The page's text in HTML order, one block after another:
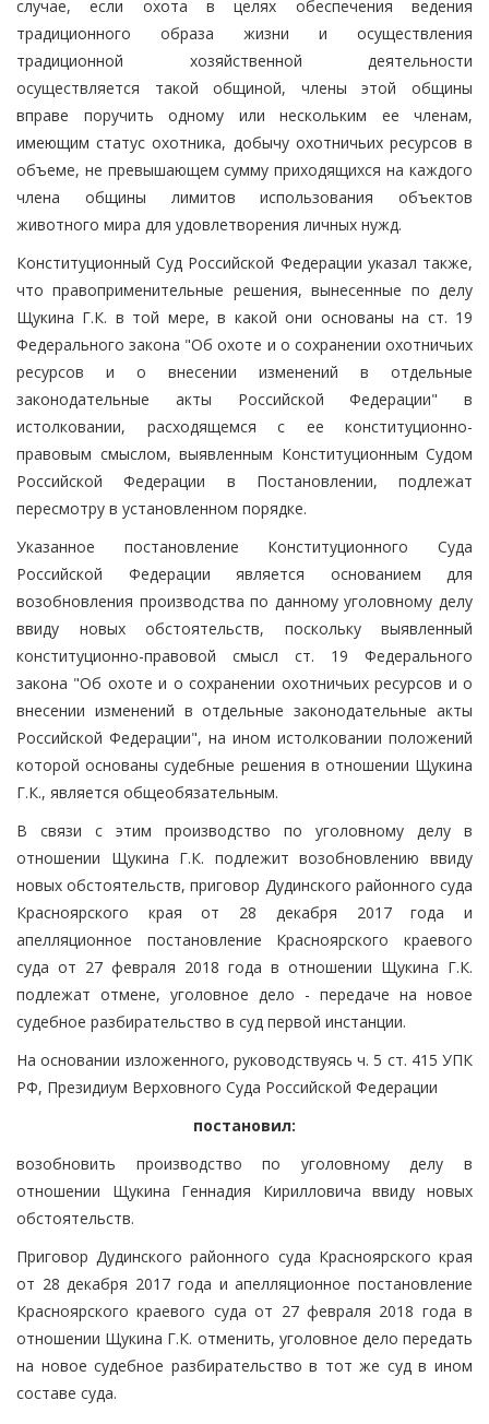
случае, если охота в целях обеспечения ведения
традиционного образа жизни и осуществления
традиционной хозяйственной деятельности
осуществляется такой общиной, члены этой общины
вправе поручить одному или нескольким ее членам,
имеющим статус охотника, добычу охотничьих ресурсов в
объеме, не превышающем сумму приходящихся на каждого
члена общины лимитов использования объектов
животного мира для удовлетворения личных нужд.
Конституционный Суд Российской Федерации указал также,
что правоприменительные решения, вынесенные по делу
Щукина Г.К. в той мере, в какой они основаны на ст. 19
Федерального закона "Об охоте и о сохранении охотничьих
ресурсов и о внесении изменений в отдельные
законодательные акты Российской Федерации" в
истолковании, расходящемся с ее конституционно-
правовым смыслом, выявленным Конституционным Судом
Российской Федерации в Постановлении, подлежат
пересмотру в установленном порядке.
Указанное постановление Конституционного Суда
Российской Федерации является основанием для
возобновления производства по данному уголовному делу
ввиду новых обстоятельств, поскольку выявленный
конституционно-правовой смысл ст. 19 Федерального
закона "Об охоте и о сохранении охотничьих ресурсов и о
внесении изменений в отдельные законодательные акты
Российской Федерации", на ином истолковании положений
которой основаны судебные решения в отношении Щукина
Г.К., является общеобязательным.
В связи с этим производство по уголовному делу в
отношении Щукина Г.К. подлежит возобновлению ввиду
новых обстоятельств, приговор Дудинского районного суда
Красноярского края от 28 декабря 2017 года и
апелляционное постановление Красноярского краевого
суда от 27 февраля 2018 года в отношении Щукина Г.К.
подлежат отмене, уголовное дело - передаче на новое
судебное разбирательство в суд первой инстанции.
На основании изложенного, руководствуясь ч. 5 ст. 415 УПК
РФ, Президиум Верховного Суда Российской Федерации
постановил:
возобновить производство по уголовному делу в
отношении Щукина Геннадия Кирилловича ввиду новых
обстоятельств.
Приговор Дудинского районного суда Красноярского края
от 28 декабря 2017 года и апелляционное постановление
Красноярского краевого суда от 27 февраля 2018 года в
отношении Щукина Г.К. отменить, уголовное дело передать
на новое судебное разбирательство в тот же суд в ином
составе суда.